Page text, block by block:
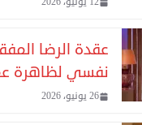
عقدة الرضا
نفسي لظاهرة
26 يونيو، 2026